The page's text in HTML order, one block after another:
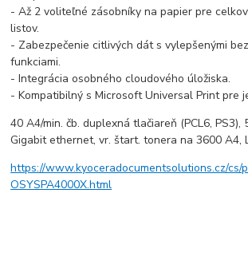
- Až 2 voliteľné zásobníky na papier pre
listov.
- Zabezpečenie citlivých dát s vylepšenými
funkciami.
- Integrácia osobného cloudového úložiska.
- Kompatibilný s Microsoft Universal Print pre
40 A4/min. čb. duplexná tlačiareň (PCL6, PS3),
Gigabit ethernet, vr. štart. tonera na 3600 A4,
https://www.kyoceradocumentsolutions.cz/cs/
OSYSPA4000X.html